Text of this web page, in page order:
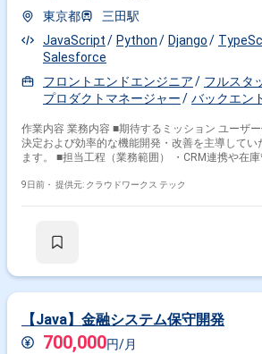
東京都
三田駅
JavaScript
Python Django
Salesforce
フロントエンドエンジニア
フルスタ
プロダクトマネージャー
バックエン
作業内容 業務内容 ■期待するミッション ユーザ
決定および効率的な機能開発・改善を主導して
ます。 ■担当工程（業務範囲） ・CRM連携や在庫管理・発送関連などの機
ユーザー体験を踏まえた意思決定 ・プロダクト仕
提供するサービスを展開しているスタートアップ
能、レコメンド機能などの機能拡張を垂直深掘り型
集背景 AIを活用した開発プロセスを推進する中で
（UI/UX）を維持しながら意思決定および機能開
9日前・ 提供元: クラウドワークス テック
【Java】金融システム保守開発
700,000円/月